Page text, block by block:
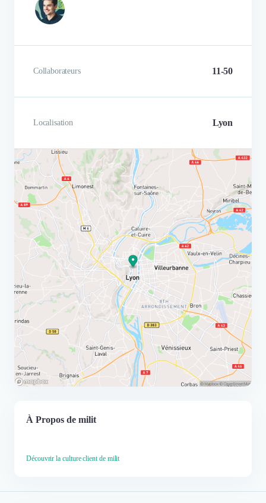
Collaborateurs 11-50
Localisation Lyon
À Propos de milit
Découvrir la culture client de milit